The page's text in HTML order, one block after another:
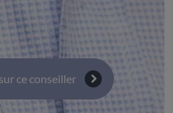
supérieur, recherche
ce conseiller